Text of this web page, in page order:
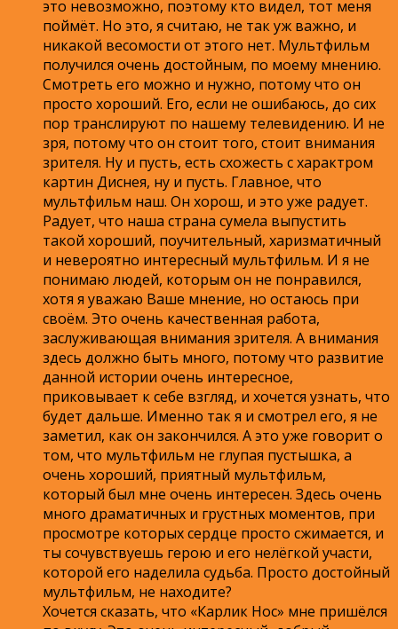
это невозможно, поэтому кто видел, тот меня
поймёт. Но это, я считаю, не так уж важно, и
никакой весомости от этого нет. Мультфильм
получился очень достойным, по моему мнению.
Смотреть его можно и нужно, потому что он
просто хороший. Его, если не ошибаюсь, до сих
пор транслируют по нашему телевидению. И не
зря, потому что он стоит того, стоит внимания
зрителя. Ну и пусть, есть схожесть с характром
картин Диснея, ну и пусть. Главное, что
мультфильм наш. Он хорош, и это уже радует.
Радует, что наша страна сумела выпустить
такой хороший, поучительный, харизматичный
и невероятно интересный мультфильм. И я не
понимаю людей, которым он не понравился,
хотя я уважаю Ваше мнение, но остаюсь при
своём. Это очень качественная работа,
заслуживающая внимания зрителя. А внимания
здесь должно быть много, потому что развитие
данной истории очень интересное,
приковывает к себе взгляд, и хочется узнать, что
будет дальше. Именно так я и смотрел его, я не
заметил, как он закончился. А это уже говорит о
том, что мультфильм не глупая пустышка, а
очень хороший, приятный мультфильм,
который был мне очень интересен. Здесь очень
много драматичных и грустных моментов, при
просмотре которых сердце просто сжимается, и
ты сочувствуешь герою и его нелёгкой участи,
которой его наделила судьба. Просто достойный
мультфильм, не находите?
Хочется сказать, что «Карлик Нос» мне пришёлся